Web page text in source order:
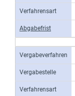
Verfahrensart
Abgabefrist
Vergabeverfahren
Vergabestelle
Verfahrensart